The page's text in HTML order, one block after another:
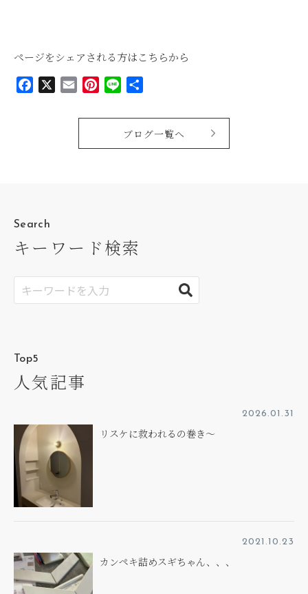
ページをシェアされる方はこちらから
Facebook EmailPinterest
Line
ブログ一覧へ
Search
キーワード検索
Top5
人気記事
2026.01.31
リスケに救われるの巻き～
2021.10.23
カンペキ詰めスギちゃん、、、